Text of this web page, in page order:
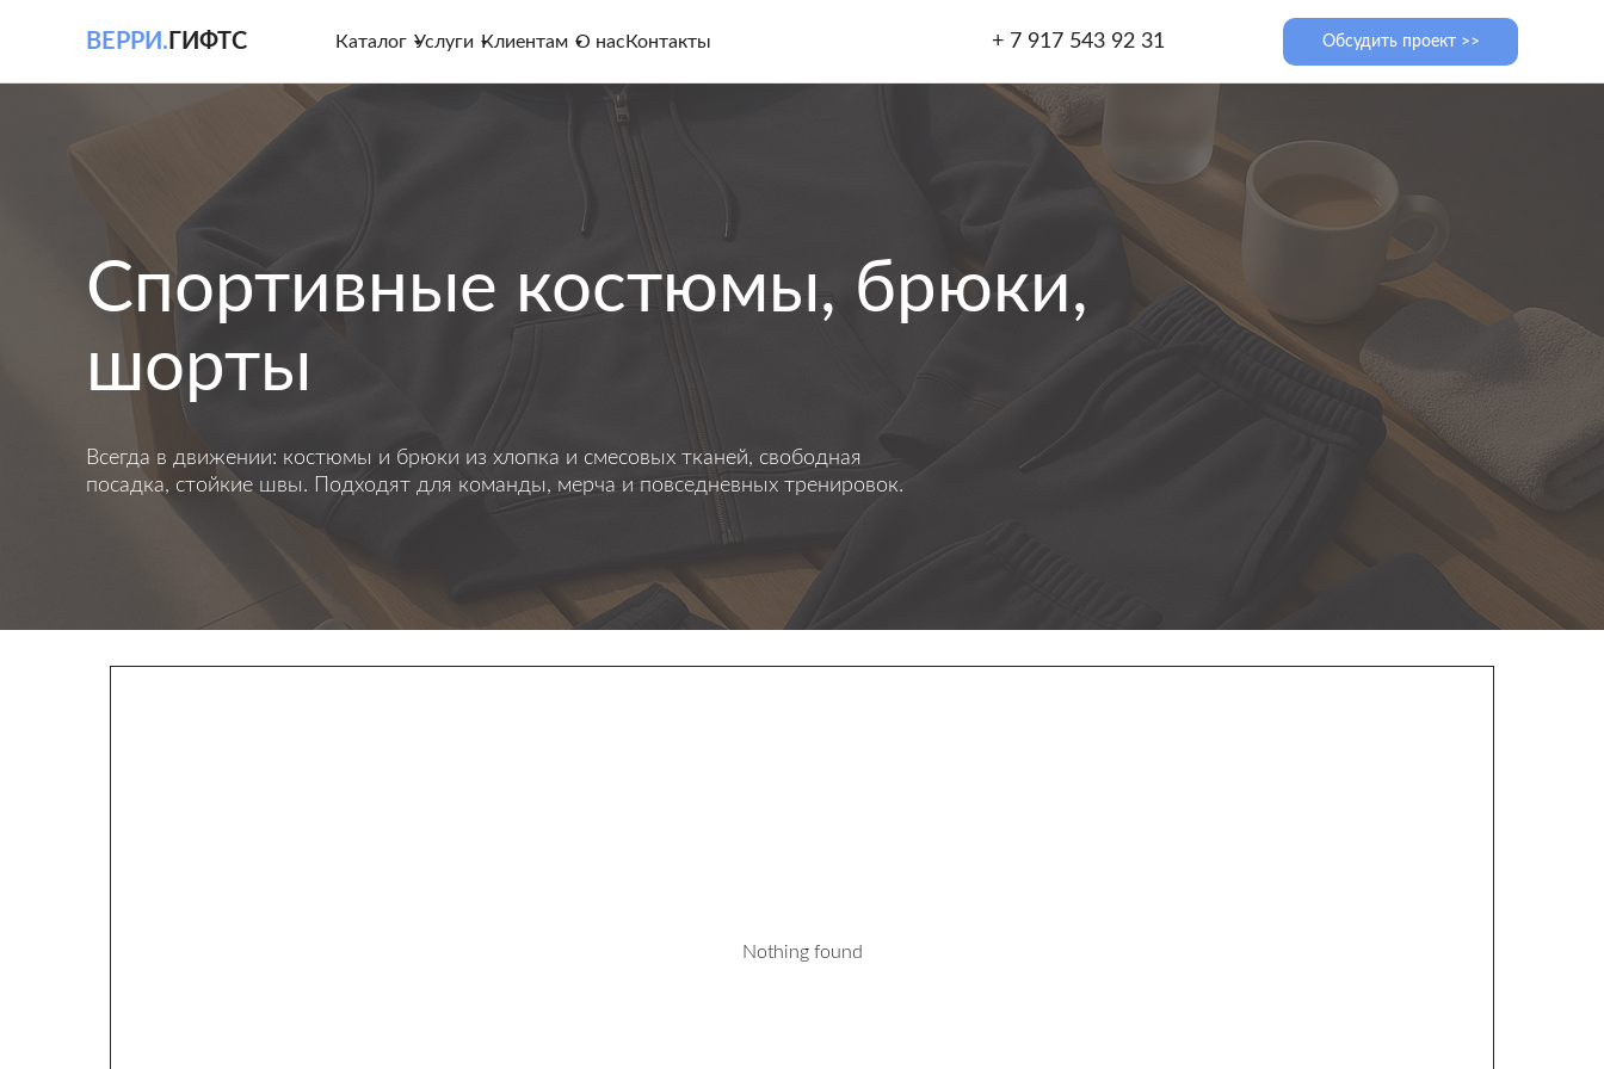
+ 7 917 543 92 31
ВЕРРИ. ГИФТС Каталог Услуги Клиентам О нас Контакты Обсудить проект >>
Спортивные костюмы, брюки,
шорты
Всегда в движении: костюмы и брюки из хлопка и смесовых тканей, свободная
посадка, стойкие швы. Подходят для команды, мерча и повседневных тренировок.
Nothing found